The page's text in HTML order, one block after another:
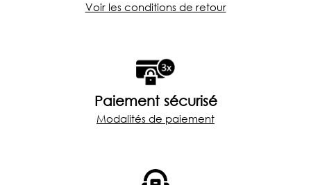
Voir les conditions de retour
Paiement sécurisé
Modalités de paiement